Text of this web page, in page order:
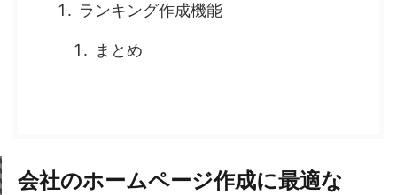
ランキング作成機能
まとめ
会社のホームページ作成に最適な